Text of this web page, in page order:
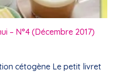
– N°4 (Décembre 2017)
cétogène Le petit livret